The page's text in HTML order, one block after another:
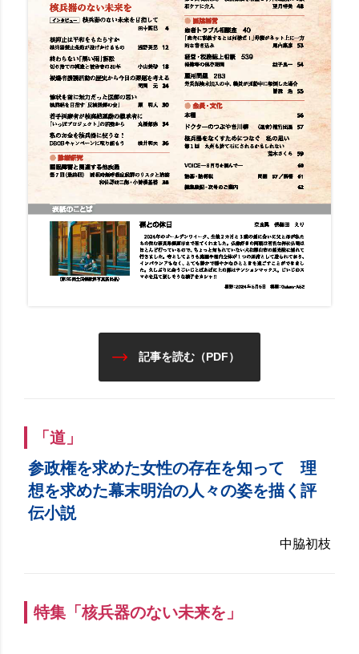
記事を読む（PDF）
「道」
参政権を求めた女性の存在を知って 理
想を求めた幕末明治の人々の姿を描く評
伝小説
中脇初枝
特集「核兵器のない未来を」